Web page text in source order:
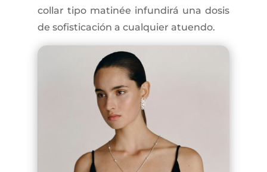
collar tipo matinée infundirá una dosis
de sofisticación a cualquier atuendo.